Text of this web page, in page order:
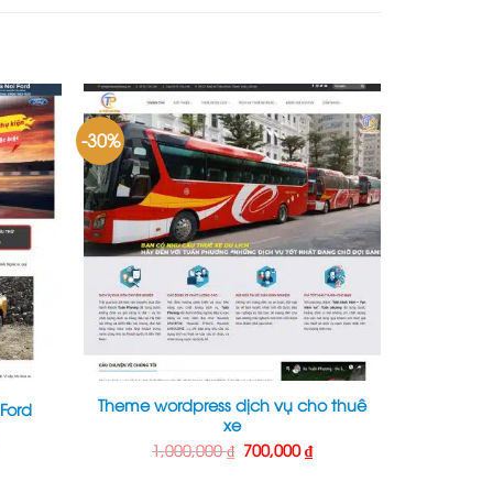
-30%
Theme wordpress dịch vụ cho thuê
xe
1,000,000₫ Giá
gốc
700,000₫Giá
hiện